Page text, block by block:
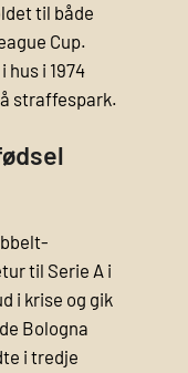
til både
Cup.
hus i 1974
straffespark.
til Serie A i
i krise og gik
Bologna
i tredje